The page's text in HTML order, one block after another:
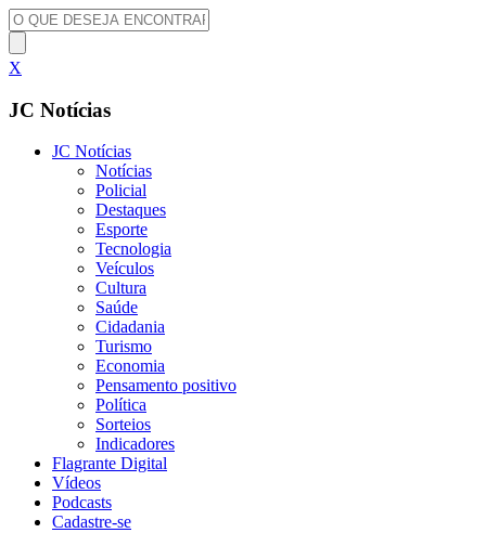
X
JC Notícias
JC Notícias
Notícias
Policial
Destaques
Esporte
Tecnologia
Veículos
Cultura
Saúde
Cidadania
Turismo
Economia
Pensamento positivo
Política
Sorteios
Indicadores
Flagrante Digital
Vídeos
Podcasts
Cadastre-se